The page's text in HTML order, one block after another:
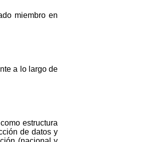
miembro en
a lo largo de
estructura
de datos y